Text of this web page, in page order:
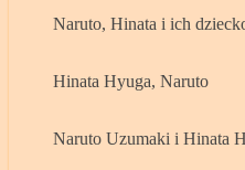
Naruto, Hinata i ich
Hinata Hyuga, Naruto
Naruto Uzumaki i Hinata